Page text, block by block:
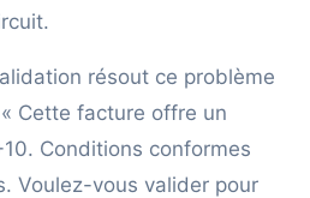
résout ce problème
Cette facture offre un
Conditions conformes
Voulez-vous valider pour